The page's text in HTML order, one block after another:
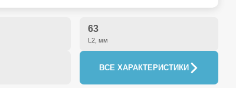
63
L2, мм
ВСЕ ХАРАКТЕРИСТИКИ